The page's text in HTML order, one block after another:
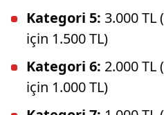
Kategori 5: 3.000 TL
için 1.500 TL)
Kategori 6: 2.000
için 1.000 TL)